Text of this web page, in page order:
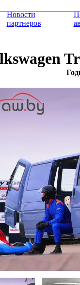
Новости
партнеров